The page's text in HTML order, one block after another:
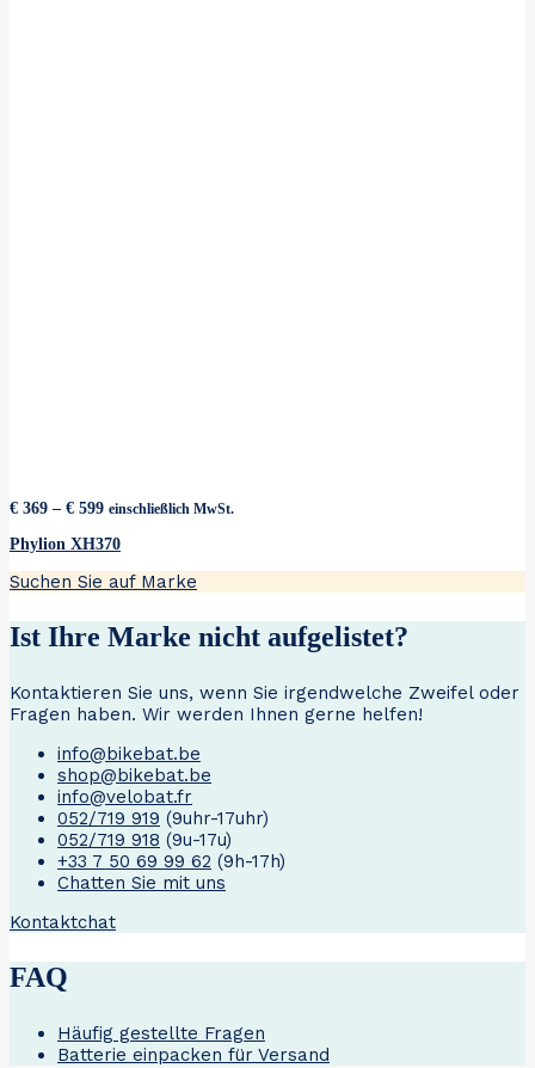
€ 369 – € 599Preisspanne:
bis
einschließlich MwSt.
Phylion XH370
Suchen Sie auf Marke
Ist Ihre Marke nicht aufgelistet?
Kontaktieren Sie uns, wenn Sie irgendwelche Zweifel oder
Fragen haben. Wir werden Ihnen gerne helfen!
info@bikebat.be
shop@bikebat.be
info@velobat.fr
052/719 919 (9uhr-17uhr)
052/719 918 (9u-17u)
+33 7 50 69 99 62 (9h-17h)
Chatten Sie mit uns
Kontaktchat
FAQ
Häufig gestellte Fragen
Batterie einpacken für Versand